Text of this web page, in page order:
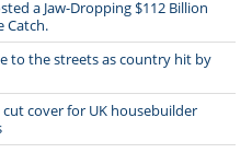
a Jaw-Dropping $112 Billion
Catch.
to the streets as country hit by
cover for UK housebuilder